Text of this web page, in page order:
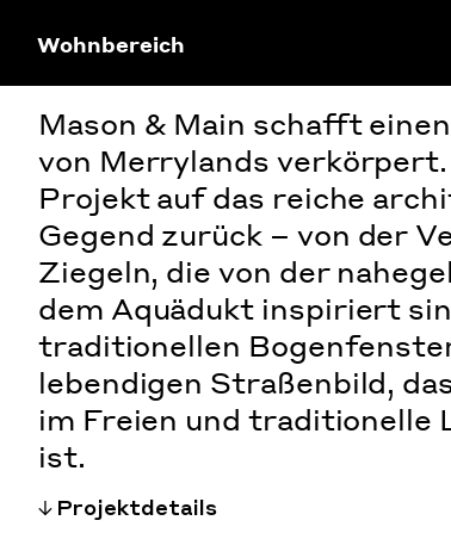
Wohnbereich
Mason & Main schafft
von Merrylands
Projekt auf das reiche
Gegend zurück – von der
Ziegeln, die von der
dem Aquädukt inspiriert
traditionellen
lebendigen Straßenbild,
im Freien und
ist.
Projektdetails